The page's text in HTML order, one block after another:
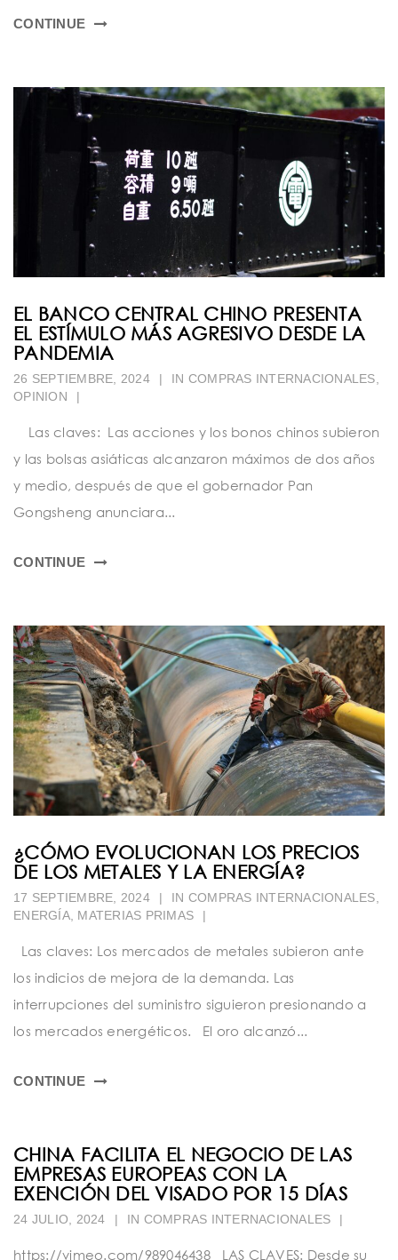
CONTINUE
EL BANCO CENTRAL CHINO PRESENTA
EL ESTÍMULO MÁS AGRESIVO DESDE LA
PANDEMIA
26 SEPTIEMBRE, 2024 | IN COMPRAS INTERNACIONALES
OPINION
|
Las claves: Las acciones y los bonos chinos subieron
y las bolsas asiáticas alcanzaron máximos de dos años
y medio, después de que el gobernador Pan
Gongsheng anunciara...
CONTINUE
¿CÓMO EVOLUCIONAN LOS PRECIOS
DE LOS METALES Y LA ENERGÍA?
17 SEPTIEMBRE, 2024 | IN COMPRAS INTERNACIONALES,
ENERGÍA, MATERIAS PRIMAS |
Las claves: Los mercados de metales subieron ante
los indicios de mejora de la demanda. Las
interrupciones del suministro siguieron presionando a
los mercados energéticos. El oro alcanzó...
CONTINUE
CHINA FACILITA EL NEGOCIO DE LAS
EMPRESAS EUROPEAS CON LA
EXENCIÓN DEL VISADO POR 15 DÍAS
24 JULIO, 2024 | IN COMPRAS INTERNACIONALES |
https://vimeo.com/989046438 LAS CLAVES: Desde su